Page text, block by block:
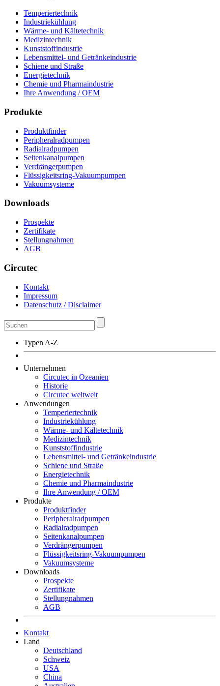
Temperiertechnik
Industriekühlung
Wärme- und Kältetechnik
Medizintechnik
Kunststoffindustrie
Lebensmittel- und Getränkeindustrie
Schiene und Straße
Energietechnik
Chemie und Pharmaindustrie
Ihre Anwendung / OEM
Produkte
Produktfinder
Peripheralradpumpen
Radialradpumpen
Seitenkanalpumpen
Verdrängerpumpen
Flüssigkeitsring-Vakuumpumpen
Vakuumsysteme
Downloads
Prospekte
Zertifikate
Stellungnahmen
AGB
Circutec
Kontakt
Impressum
Datenschutz / Disclaimer
Typen A-Z
Unternehmen
Circutec in Ozeanien
Historie
Circutec weltweit
Anwendungen
Temperiertechnik
Industriekühlung
Wärme- und Kältetechnik
Medizintechnik
Kunststoffindustrie
Lebensmittel- und Getränkeindustrie
Schiene und Straße
Energietechnik
Chemie und Pharmaindustrie
Ihre Anwendung / OEM
Produkte
Produktfinder
Peripheralradpumpen
Radialradpumpen
Seitenkanalpumpen
Verdrängerpumpen
Flüssigkeitsring-Vakuumpumpen
Vakuumsysteme
Downloads
Prospekte
Zertifikate
Stellungnahmen
AGB
Kontakt
Land
Deutschland
Schweiz
USA
China